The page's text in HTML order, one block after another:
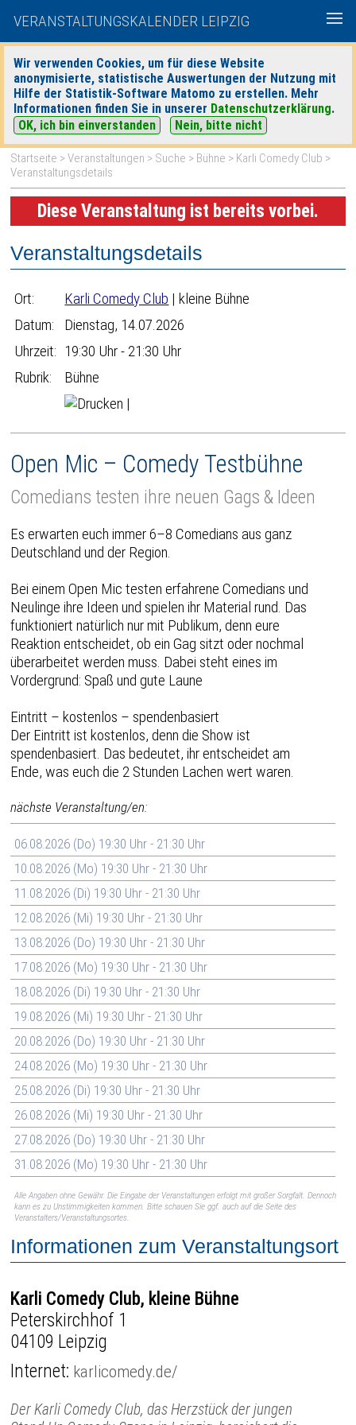
VERANSTALTUNGSKALENDER LEIPZIG
Wir verwenden Cookies, um für diese Website
anonymisierte, statistische Auswertungen der Nutzung mit
Hilfe der Statistik-Software Matomo zu erstellen. Mehr
Informationen finden Sie in unserer Datenschutzerklärung.
OK, ich bin einverstanden
Nein, bitte nicht
heute|morgen| Detaillierte Suche
Startseite >Veranstaltungen > Suche > Bühne > Karli Comedy Club >
Veranstaltungsdetails
Diese Veranstaltung ist bereits vorbei.
Veranstaltungsdetails
Ort: Karli Comedy Club | kleine Bühne
Datum:
Dienstag, 14.07.2026
Uhrzeit: 19:30 Uhr - 21:30 Uhr
Rubrik:
Bühne
|
Open Mic – Comedy Testbühne
Comedians testen ihre neuen Gags & Ideen
Es erwarten euch immer 6–8 Comedians aus ganz
Deutschland und der Region.
Bei einem Open Mic testen erfahrene Comedians und
Neulinge ihre Ideen und spielen ihr Material rund. Das
funktioniert natürlich nur mit Publikum, denn eure
Reaktion entscheidet, ob ein Gag sitzt oder nochmal
überarbeitet werden muss. Dabei steht eines im
Vordergrund: Spaß und gute Laune
Eintritt – kostenlos – spendenbasiert
Der Eintritt ist kostenlos, denn die Show ist
spendenbasiert. Das bedeutet, ihr entscheidet am
Ende, was euch die 2 Stunden Lachen wert waren.
nächste Veranstaltung/en:
06.08.2026 (Do) 19:30 Uhr - 21:30 Uhr
10.08.2026 (Mo) 19:30 Uhr - 21:30 Uhr
11.08.2026 (Di) 19:30 Uhr - 21:30 Uhr
12.08.2026 (Mi) 19:30 Uhr - 21:30 Uhr
13.08.2026 (Do) 19:30 Uhr - 21:30 Uhr
17.08.2026 (Mo) 19:30 Uhr - 21:30 Uhr
18.08.2026 (Di) 19:30 Uhr - 21:30 Uhr
19.08.2026 (Mi) 19:30 Uhr - 21:30 Uhr
20.08.2026 (Do) 19:30 Uhr - 21:30 Uhr
24.08.2026 (Mo) 19:30 Uhr - 21:30 Uhr
25.08.2026 (Di) 19:30 Uhr - 21:30 Uhr
26.08.2026 (Mi) 19:30 Uhr - 21:30 Uhr
27.08.2026 (Do) 19:30 Uhr - 21:30 Uhr
31.08.2026 (Mo) 19:30 Uhr - 21:30 Uhr
Alle Angaben ohne Gewähr. Die Eingabe der Veranstaltungen erfolgt mit großer Sorgfalt. Dennoch
kann es zu Unstimmigkeiten kommen. Bitte schauen Sie ggf. auch auf die Seite des
Veranstalters/Veranstaltungsortes.
Informationen zum Veranstaltungsort
Karli Comedy Club, kleine Bühne
Peterskirchhof 1
04109 Leipzig
Internet: karlicomedy.de/
Der Karli Comedy Club, das Herzstück der jungen